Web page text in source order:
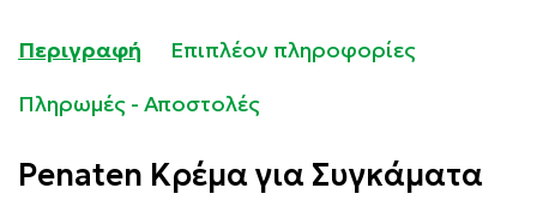
Περιγραφή
Επιπλέον πληροφορίες
Πληρωμές - Αποστολές
Penaten Κρέμα για Συγκάματα